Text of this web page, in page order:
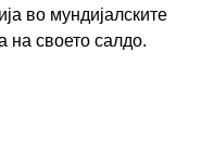
во мундијалските
на своето салдо.